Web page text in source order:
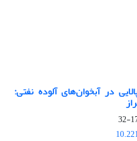
در آبخوان‌های آلوده نفتی: